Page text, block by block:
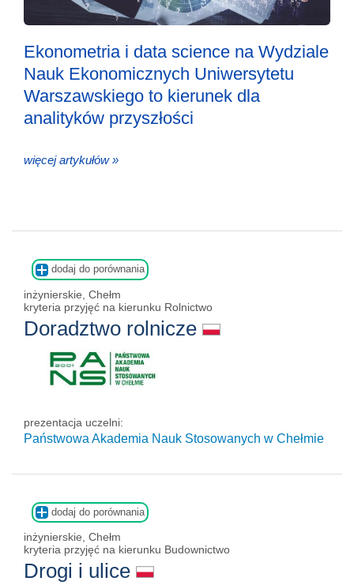
Ekonometria i data science na Wydziale
Nauk Ekonomicznych Uniwersytetu
Warszawskiego to kierunek dla
analityków przyszłości
więcej artykułów »
dodaj do porównania
inżynierskie, Chełm
kryteria przyjęć na kierunku Rolnictwo
Doradztwo rolnicze
prezentacja uczelni:
Państwowa Akademia Nauk Stosowanych w Chełmie
dodaj do porównania
inżynierskie, Chełm
kryteria przyjęć na kierunku Budownictwo
Drogi i ulice